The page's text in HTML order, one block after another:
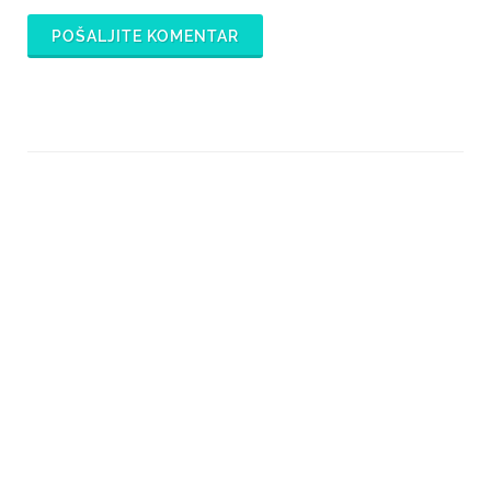
POŠALJITE KOMENTAR